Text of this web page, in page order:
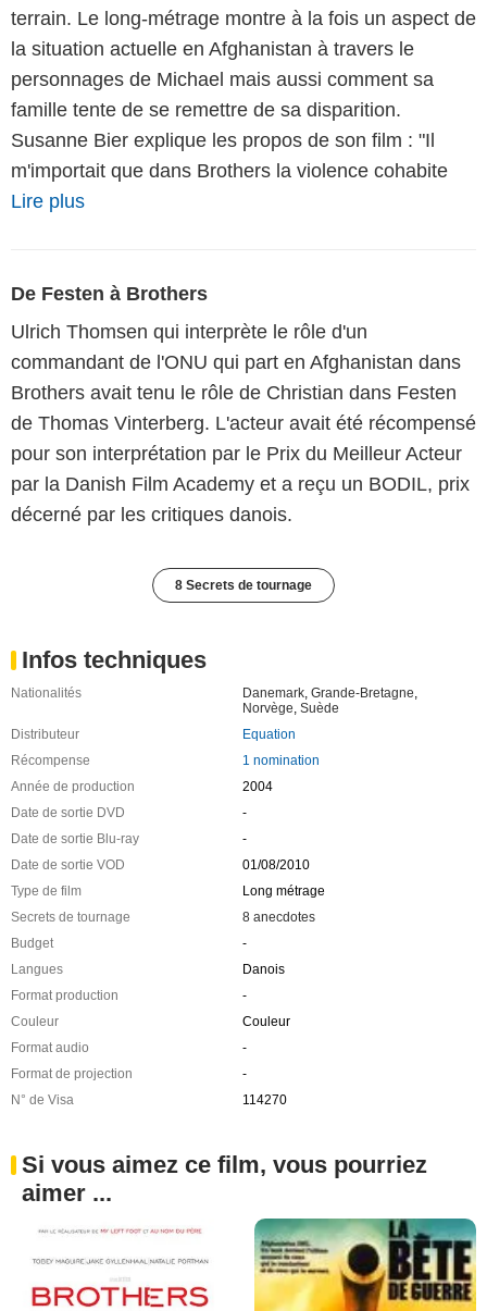
terrain. Le long-métrage montre à la fois un aspect de
la situation actuelle en Afghanistan à travers le
personnages de Michael mais aussi comment sa
famille tente de se remettre de sa disparition.
Susanne Bier explique les propos de son film : "Il
m'importait que dans Brothers la violence cohabite
Lire plus
De Festen à Brothers
Ulrich Thomsen qui interprète le rôle d'un
commandant de l'ONU qui part en Afghanistan dans
Brothers avait tenu le rôle de Christian dans Festen
de Thomas Vinterberg. L'acteur avait été récompensé
pour son interprétation par le Prix du Meilleur Acteur
par la Danish Film Academy et a reçu un BODIL, prix
décerné par les critiques danois.
8 Secrets de tournage
Infos techniques
Nationalités Danemark, Grande-Bretagne,
Norvège, Suède
Distributeur
Equation
Récompense
1 nomination
Année de production
2004
Date de sortie DVD
-
Date de sortie Blu-ray
-
Date de sortie VOD
01/08/2010
Type de film
Long métrage
Secrets de tournage
8 anecdotes
Budget
-
Langues
Danois
Format production
-
Couleur
Couleur
Format audio
-
Format de projection
-
N° de Visa
114270
Si vous aimez ce film, vous pourriez
aimer ...